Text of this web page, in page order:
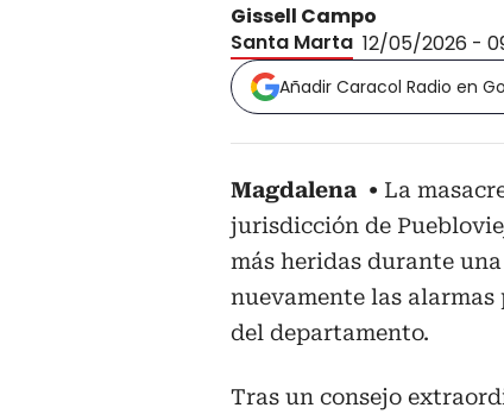
Gissell Campo
Santa Marta 12/05/2026 -
Añadir Caracol Radio en
Magdalena
La
jurisdicción de
más heridas durante
nuevamente las
del departamento.
Tras un consejo